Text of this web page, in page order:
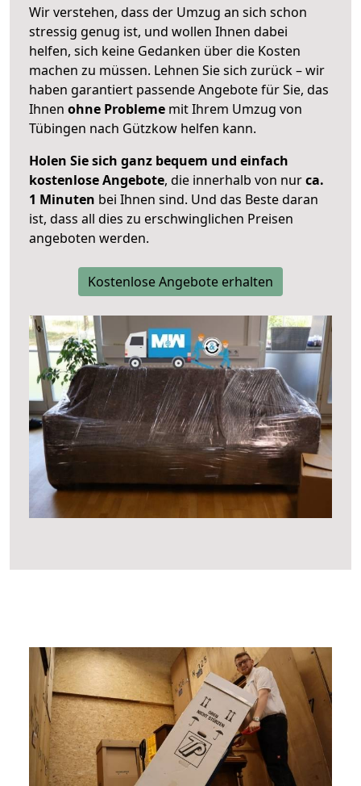
Wir verstehen, dass der Umzug an sich schon
stressig genug ist, und wollen Ihnen dabei
helfen, sich keine Gedanken über die Kosten
machen zu müssen. Lehnen Sie sich zurück – wir
haben garantiert passende Angebote für Sie, das
Ihnen ohne Probleme mit Ihrem Umzug von
Tübingen nach Gützkow helfen kann.
Holen Sie sich ganz bequem und einfach
kostenlose Angebote, die innerhalb von nurca.
1 Minuten bei Ihnen sind. Und das Beste daran
ist, dass all dies zu erschwinglichen Preisen
angeboten werden.
Kostenlose Angebote erhalten